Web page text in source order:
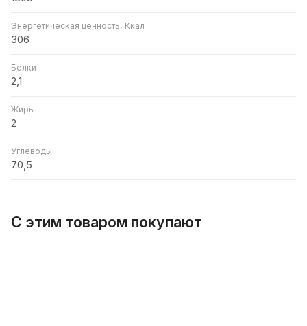
Энергетическая ценность, Ккал
306
Белки
2,1
Жиры
2
Углеводы
70,5
С этим товаром покупают